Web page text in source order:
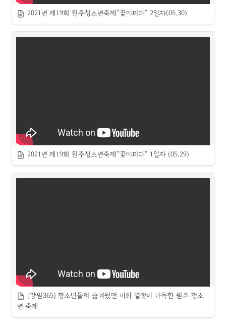
2021년 제19회 원주청소년축제"꽃이피다" 2일차(05.30)
2021년 제19회 원주청소년축제"꽃이피다" 1일차 (05.29)
[강원365] 청소년들의 숨겨뒀던 끼와 열정이 가득한 원주 청소
년 축제